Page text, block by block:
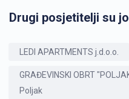
Drugi posjetitelji su
LEDI APARTMENTS j.d.o.o.
GRAĐEVINSKI OBRT
Poljak